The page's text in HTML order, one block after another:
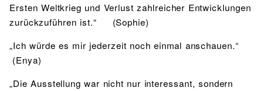
Ersten Weltkrieg und Verlust zahlreicher Entwicklungen
zurückzuführen ist.“ (Sophie)
„Ich würde es mir jederzeit noch einmal anschauen.“
(Enya)
„Die Ausstellung war nicht nur interessant, sondern